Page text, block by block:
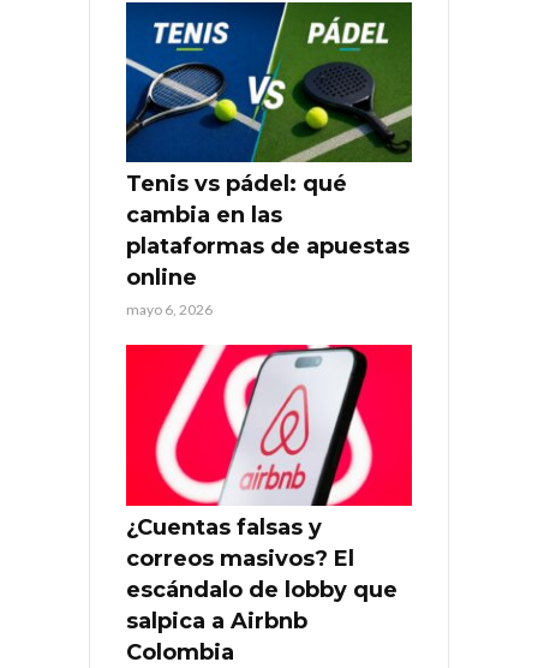
Tenis vs pádel: qué
cambia en las
plataformas de apuestas
online
mayo 6, 2026
¿Cuentas falsas y
correos masivos? El
escándalo de lobby que
salpica a Airbnb
Colombia